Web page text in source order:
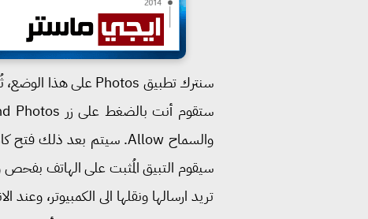
سيقوم التبيق المُثبت على الهاتف بفحص